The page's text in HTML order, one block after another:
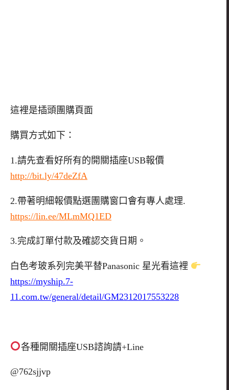
這裡是插頭團購頁面
購買方式如下：
1.請先查看好所有的開關插座USB報價
http://bit.ly/47deZfA
2.帶著明細報價點選團購窗口會有專人處理.
https://lin.ee/MLmMQ1ED
3.完成訂單付款及確認交貨日期。
白色考玻系列完美平替Panasonic 星光看這裡
https://myship.7-
11.com.tw/general/detail/GM2312017553228
各種開關插座USB諮詢請+Line
@762sjjvp